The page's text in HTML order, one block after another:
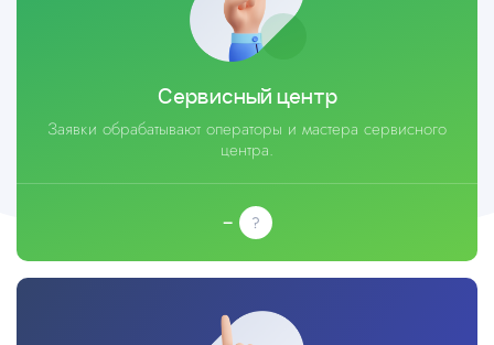
Сервисный центр
Заявки обрабатывают операторы и мастера сервисного
центра.
–